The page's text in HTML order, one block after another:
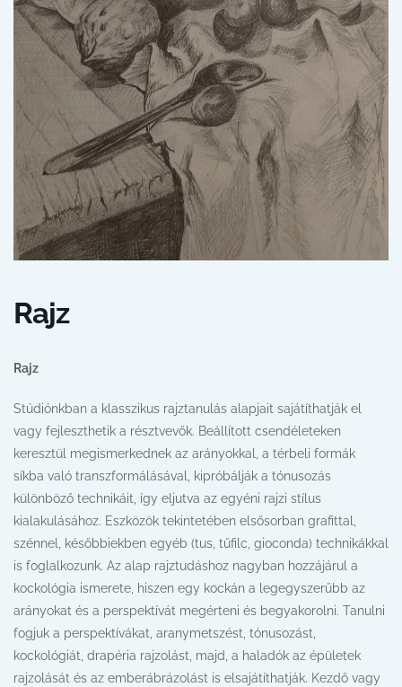
Rajz
Rajz
Stúdiónkban a klasszikus rajztanulás alapjait sajátíthatják el
vagy fejleszthetik a résztvevők. Beállított csendéleteken
keresztül megismerkednek az arányokkal, a térbeli formák
síkba való transzformálásával, kipróbálják a tónusozás
különböző technikáit, így eljutva az egyéni rajzi stílus
kialakulásához. Eszközök tekintetében elsősorban grafittal,
szénnel, későbbiekben egyéb (tus, tűfilc, gioconda) technikákkal
is foglalkozunk. Az alap rajztudáshoz nagyban hozzájárul a
kockológia ismerete, hiszen egy kockán a legegyszerűbb az
arányokat és a perspektívát megérteni és begyakorolni. Tanulni
fogjuk a perspektívákat, aranymetszést, tónusozást,
kockológiát, drapéria rajzolást, majd, a haladók az épületek
rajzolását és az emberábrázolást is elsajátíthatják. Kezdő vagy